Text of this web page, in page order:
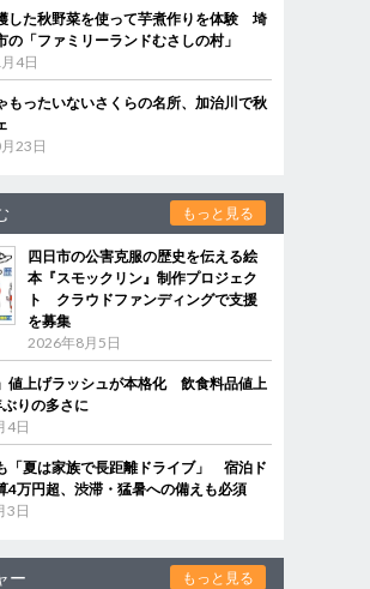
した秋野菜を使って芋煮作りを体験 埼
の「ファミリーランドむさしの村」
4日
もったいないさくらの名所、加治川で秋
23日
もっと見る
四日市の公害克服の歴史を伝える絵
本『スモックリン』制作プロジェク
ト クラウドファンディングで支援
を募集
2026年8月5日
値上げラッシュが本格化 飲食料品値上
りの多さに
4日
「夏は家族で長距離ドライブ」 宿泊ド
4万円超、渋滞・猛暑への備えも必須
3日
ー もっと見る